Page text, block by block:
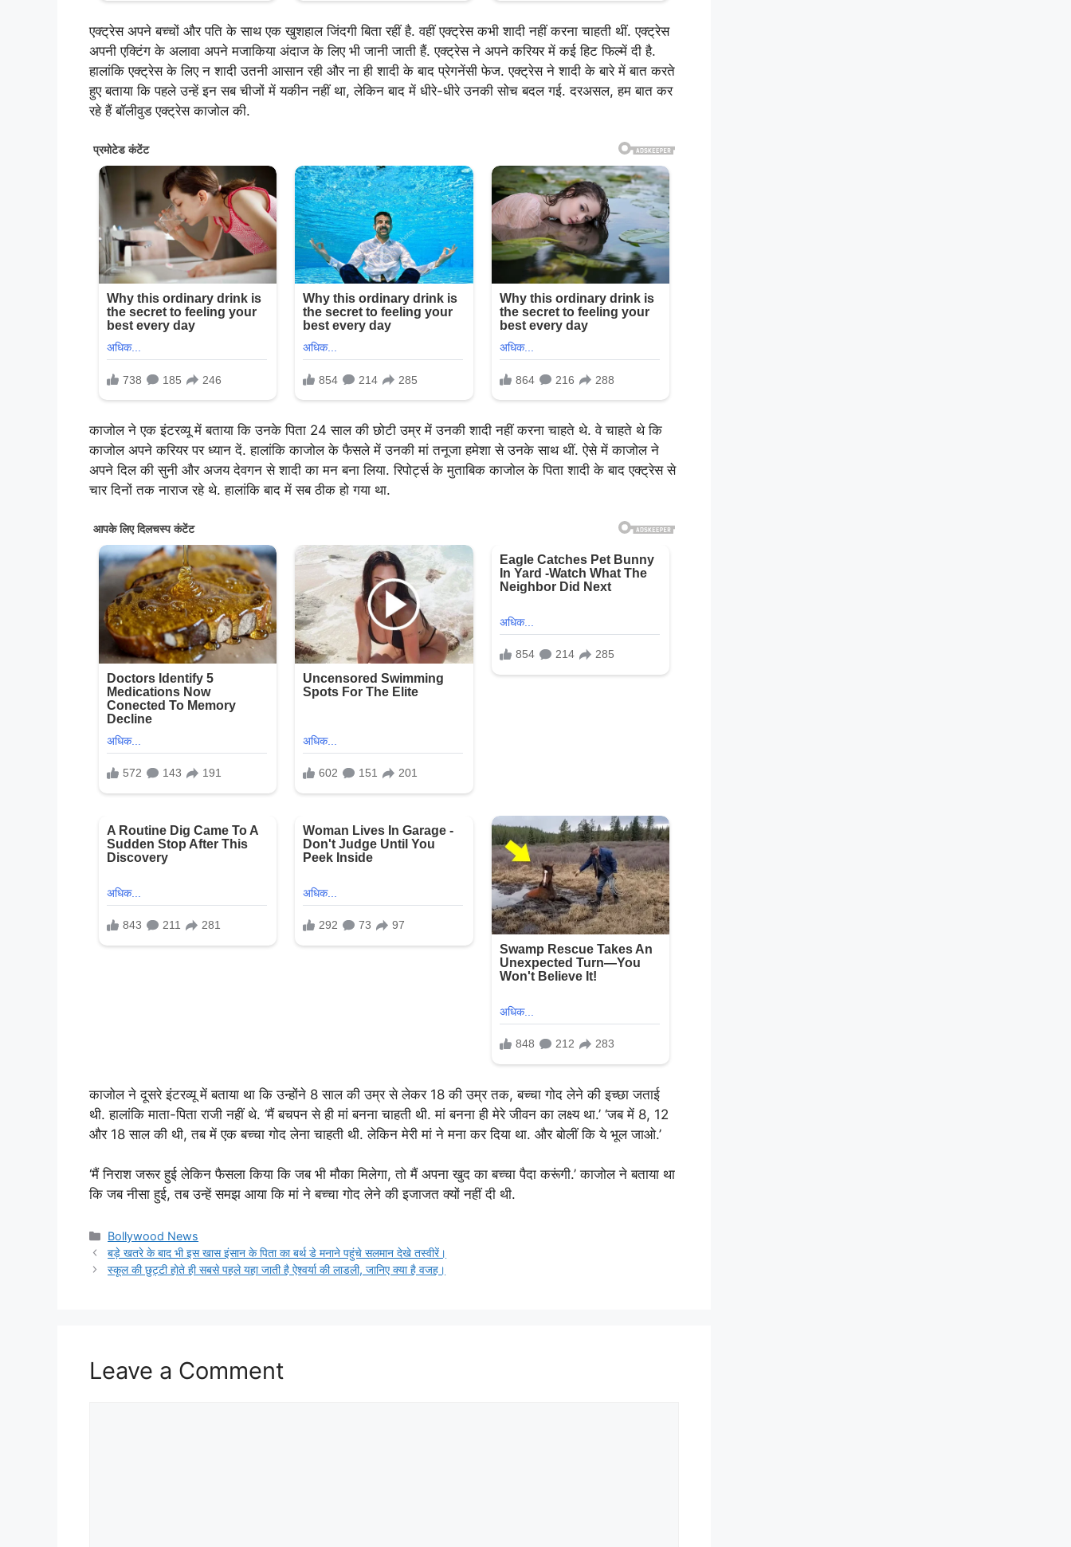
एक्ट्रेस अपने बच्चों और पति के साथ एक खुशहाल जिंदगी बिता रहीं है. वहीं एक्ट्रेस कभी शादी नहीं करना चाहती थीं. एक्ट्रेस
अपनी एक्टिंग के अलावा अपने मजाकिया अंदाज के लिए भी जानी जाती हैं. एक्ट्रेस ने अपने करियर में कई हिट फिल्में दी है.
हालांकि एक्ट्रेस के लिए न शादी उतनी आसान रही और ना ही शादी के बाद प्रेगनेंसी फेज. एक्ट्रेस ने शादी के बारे में बात करते
हुए बताया कि पहले उन्हें इन सब चीजों में यकीन नहीं था, लेकिन बाद में धीरे-धीरे उनकी सोच बदल गई. दरअसल, हम बात कर
रहे हैं बॉलीवुड एक्ट्रेस काजोल की.
काजोल ने एक इंटरव्यू में बताया कि उनके पिता 24 साल की छोटी उम्र में उनकी शादी नहीं करना चाहते थे. वे चाहते थे कि
काजोल अपने करियर पर ध्यान दें. हालांकि काजोल के फैसले में उनकी मां तनूजा हमेशा से उनके साथ थीं. ऐसे में काजोल ने
अपने दिल की सुनी और अजय देवगन से शादी का मन बना लिया. रिपोर्ट्स के मुताबिक काजोल के पिता शादी के बाद एक्ट्रेस से
चार दिनों तक नाराज रहे थे. हालांकि बाद में सब ठीक हो गया था.
काजोल ने दूसरे इंटरव्यू में बताया था कि उन्होंने 8 साल की उम्र से लेकर 18 की उम्र तक, बच्चा गोद लेने की इच्छा जताई
थी. हालांकि माता-पिता राजी नहीं थे. ‘मैं बचपन से ही मां बनना चाहती थी. मां बनना ही मेरे जीवन का लक्ष्य था.’ ‘जब में 8, 12
और 18 साल की थी, तब में एक बच्चा गोद लेना चाहती थी. लेकिन मेरी मां ने मना कर दिया था. और बोलीं कि ये भूल जाओ.’
‘मैं निराश जरूर हुई लेकिन फैसला किया कि जब भी मौका मिलेगा, तो मैं अपना खुद का बच्चा पैदा करूंगी.’ काजोल ने बताया था
कि जब नीसा हुई, तब उन्हें समझ आया कि मां ने बच्चा गोद लेने की इजाजत क्यों नहीं दी थी.
Categories
Bollywood News
बड़े खतरे के बाद भी इस खास इंसान के पिता का बर्थ डे मनाने पहुंचे सलमान देखे तस्वीरें।
स्कूल की छुट्टी होते ही सबसे पहले यहा जाती है ऐश्वर्या की लाडली, जानिए क्या है वजह।
Leave a Comment